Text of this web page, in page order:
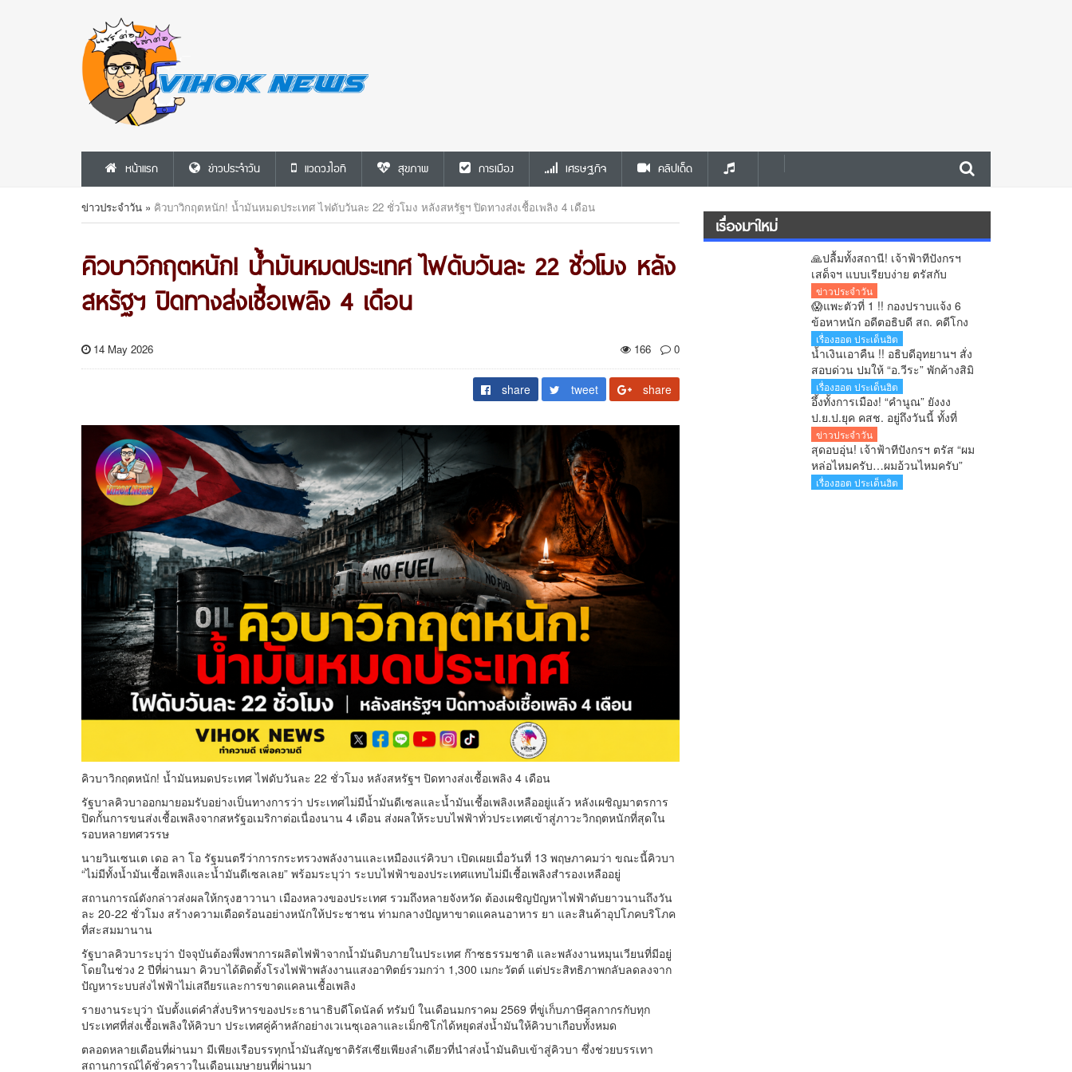
หน้าแรก ข่าวประจำวัน แวดวงไอที สุขภาพ การเมือง เศรษฐกิจ คลิปเด็ด
ข่าวประจำวัน » คิวบาวิกฤตหนัก! น้ำมันหมดประเทศ ไฟดับวันละ 22 ชั่วโมง หลังสหรัฐฯ ปิดทางส่งเชื้อเพลิง 4 เดือน
คิวบาวิกฤตหนัก! น้ำมันหมดประเทศ ไฟดับวันละ 22 ชั่วโมง หลัง
สหรัฐฯ ปิดทางส่งเชื้อเพลิง 4 เดือน
14 May 2026 166 0
share tweet share
คิวบาวิกฤตหนัก! น้ำมันหมดประเทศ ไฟดับวันละ 22 ชั่วโมง หลังสหรัฐฯ ปิดทางส่งเชื้อเพลิง 4 เดือน
รัฐบาลคิวบาออกมายอมรับอย่างเป็นทางการว่า ประเทศไม่มีน้ำมันดีเซลและน้ำมันเชื้อเพลิงเหลืออยู่แล้ว หลังเผชิญมาตรการ
ปิดกั้นการขนส่งเชื้อเพลิงจากสหรัฐอเมริกาต่อเนื่องนาน 4 เดือน ส่งผลให้ระบบไฟฟ้าทั่วประเทศเข้าสู่ภาวะวิกฤตหนักที่สุดใน
รอบหลายทศวรรษ
นายวินเซนเต เดอ ลา โอ รัฐมนตรีว่าการกระทรวงพลังงานและเหมืองแร่คิวบา เปิดเผยเมื่อวันที่ 13 พฤษภาคมว่า ขณะนี้คิวบา
“ไม่มีทั้งน้ำมันเชื้อเพลิงและน้ำมันดีเซลเลย” พร้อมระบุว่า ระบบไฟฟ้าของประเทศแทบไม่มีเชื้อเพลิงสำรองเหลืออยู่
สถานการณ์ดังกล่าวส่งผลให้กรุงฮาวานา เมืองหลวงของประเทศ รวมถึงหลายจังหวัด ต้องเผชิญปัญหาไฟฟ้าดับยาวนานถึงวัน
ละ 20-22 ชั่วโมง สร้างความเดือดร้อนอย่างหนักให้ประชาชน ท่ามกลางปัญหาขาดแคลนอาหาร ยา และสินค้าอุปโภคบริโภค
ที่สะสมมานาน
รัฐบาลคิวบาระบุว่า ปัจจุบันต้องพึ่งพาการผลิตไฟฟ้าจากน้ำมันดิบภายในประเทศ ก๊าซธรรมชาติ และพลังงานหมุนเวียนที่มีอยู่
โดยในช่วง 2 ปีที่ผ่านมา คิวบาได้ติดตั้งโรงไฟฟ้าพลังงานแสงอาทิตย์รวมกว่า 1,300 เมกะวัตต์ แต่ประสิทธิภาพกลับลดลงจาก
ปัญหาระบบส่งไฟฟ้าไม่เสถียรและการขาดแคลนเชื้อเพลิง
รายงานระบุว่า นับตั้งแต่คำสั่งบริหารของประธานาธิบดีโดนัลด์ ทรัมป์ ในเดือนมกราคม 2569 ที่ขู่เก็บภาษีศุลกากรกับทุก
ประเทศที่ส่งเชื้อเพลิงให้คิวบา ประเทศคู่ค้าหลักอย่างเวเนซุเอลาและเม็กซิโกได้หยุดส่งน้ำมันให้คิวบาเกือบทั้งหมด
ตลอดหลายเดือนที่ผ่านมา มีเพียงเรือบรรทุกน้ำมันสัญชาติรัสเซียเพียงลำเดียวที่นำส่งน้ำมันดิบเข้าสู่คิวบา ซึ่งช่วยบรรเทา
สถานการณ์ได้ชั่วคราวในเดือนเมษายนที่ผ่านมา
เรื่องมาใหม่
🙏ปลื้มทั้งสถานี! เจ้าฟ้าทีปังกรฯ
เสด็จฯ แบบเรียบง่าย ตรัสกับ
ประชาชนอย่างเป็นกันเอง
ข่าวประจำวัน
😱แพะตัวที่ 1 !! กองปราบแจ้ง 6
ข้อหาหนัก อดีตอธิบดี สถ. คดีโกง
สอบ ลุ้นสาวผู้บงการ
เรื่องฮอต ประเด็นฮิต
น้ำเงินเอาคืน !! อธิบดีอุทยานฯ สั่ง
สอบด่วน ปมให้ “อ.วีระ” พักค้างสิมิ
ลัน ส่อฝ่าฝืนประกาศกรม หลังฉุน
แฉรัฐบาล
เรื่องฮอต ประเด็นฮิต
อึ้งทั้งการเมือง! “คำนูณ” ยังงง
ป.ย.ป.ยุค คสช. อยู่ถึงวันนี้ ทั้งที่
ภารกิจควรจบไปนานแล้ว
ข่าวประจำวัน
สุดอบอุ่น! เจ้าฟ้าทีปังกรฯ ตรัส “ผม
หล่อไหมครับ…ผมอ้วนไหมครับ”
ประชาชนยิ้มทั้งวัด
เรื่องฮอต ประเด็นฮิต